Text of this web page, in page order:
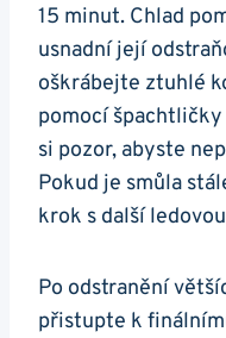
15 minut. Chlad
usnadní její
oškrábejte ztuhlé
pomocí
si pozor, abyste
Pokud je smůla
krok s další
Po odstranění
přistupte k